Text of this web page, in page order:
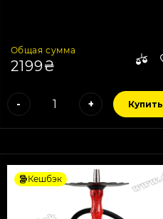
Общая сумма
2199₴
- + Купить
Кешбэк